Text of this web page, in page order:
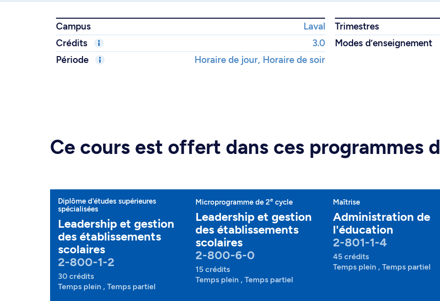
Campus Laval
Trimestres
Crédits
3.0
Modes d’enseignement
Période
Horaire de jour, Horaire de soir
Ce cours est offert dans ces programmes
Diplôme d'études supérieures
spécialisées
Leadership et gestion
des établissements
scolaires
2-800-1-2
30 crédits
Temps plein , Temps partiel
Microprogramme de 2e cycle
Leadership et gestion
des établissements
scolaires
2-800-6-0
15 crédits
Temps plein , Temps partiel
Maîtrise
Administration de
l'éducation
2-801-1-4
45 crédits
Temps plein , Temps partiel